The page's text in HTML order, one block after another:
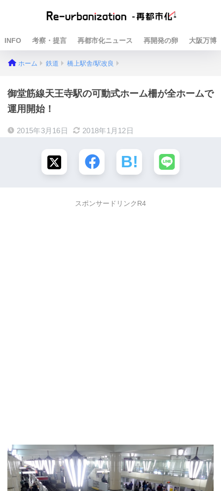
INFO 考察・提言 再都市化ニュース 再開発の卵 大阪万博
ホーム 鉄道 橋上駅舎/駅改良
御堂筋線天王寺駅の可動式ホーム柵が全ホームで
運用開始！
2015年3月16日 2018年1月12日
スポンサードリンクR4